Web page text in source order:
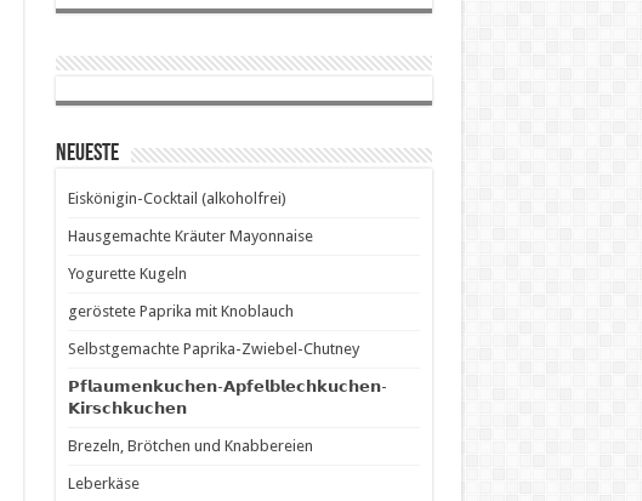
Neueste
Eiskönigin-Cocktail (alkoholfrei)
Hausgemachte Kräuter Mayonnaise
Yogurette Kugeln
geröstete Paprika mit Knoblauch
Selbstgemachte Paprika-Zwiebel-Chutney
𝗣𝗳𝗹𝗮𝘂𝗺𝗲𝗻𝗸𝘂𝗰𝗵𝗲𝗻-𝗔𝗽𝗳𝗲𝗹𝗯𝗹𝗲𝗰𝗵𝗸𝘂𝗰𝗵𝗲𝗻-
𝗞𝗶𝗿𝘀𝗰𝗵𝗸𝘂𝗰𝗵𝗲𝗻
Brezeln, Brötchen und Knabbereien
Leberkäse